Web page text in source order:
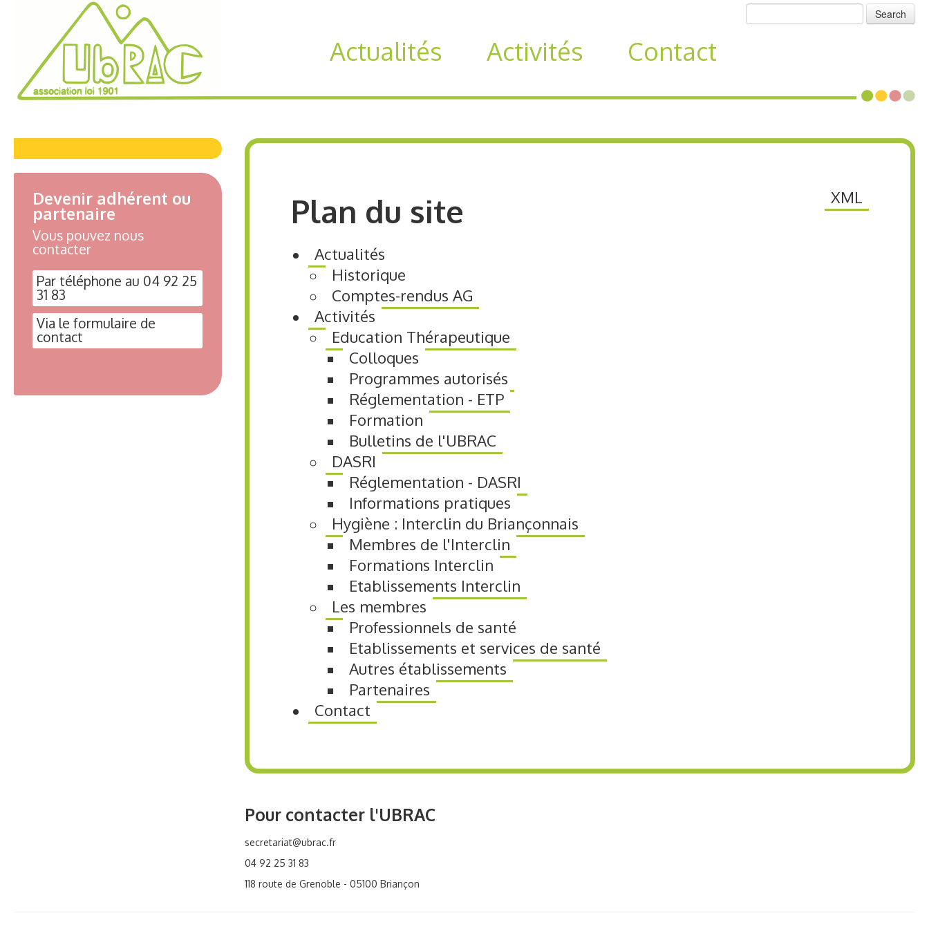
Search
Actualités Activités Contact
Devenir adhérent ou
partenaire
Vous pouvez nous
contacter
Par téléphone au 04 92 25
31 83
Via le formulaire de
contact
XML
Plan du site
Actualités
Historique
Comptes-rendus AG
Activités
Education Thérapeutique
Colloques
Programmes autorisés
Réglementation - ETP
Formation
Bulletins de l'UBRAC
DASRI
Réglementation - DASRI
Informations pratiques
Hygiène : Interclin du Briançonnais
Membres de l'Interclin
Formations Interclin
Etablissements Interclin
Les membres
Professionnels de santé
Etablissements et services de santé
Autres établissements
Partenaires
Contact
Pour contacter l'UBRAC
secretariat@ubrac.fr
04 92 25 31 83
118 route de Grenoble - 05100 Briançon